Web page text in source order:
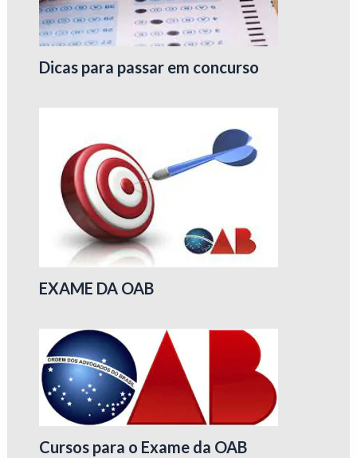
Dicas para passar em concurso
EXAME DA OAB
Cursos para o Exame da OAB